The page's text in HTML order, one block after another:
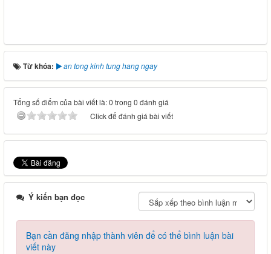
Từ khóa: an tong kinh tung hang ngay
Tổng số điểm của bài viết là: 0 trong 0 đánh giá
Click để đánh giá bài viết
Ý kiến bạn đọc
Bạn cần đăng nhập thành viên để có thể bình luận bài
viết này